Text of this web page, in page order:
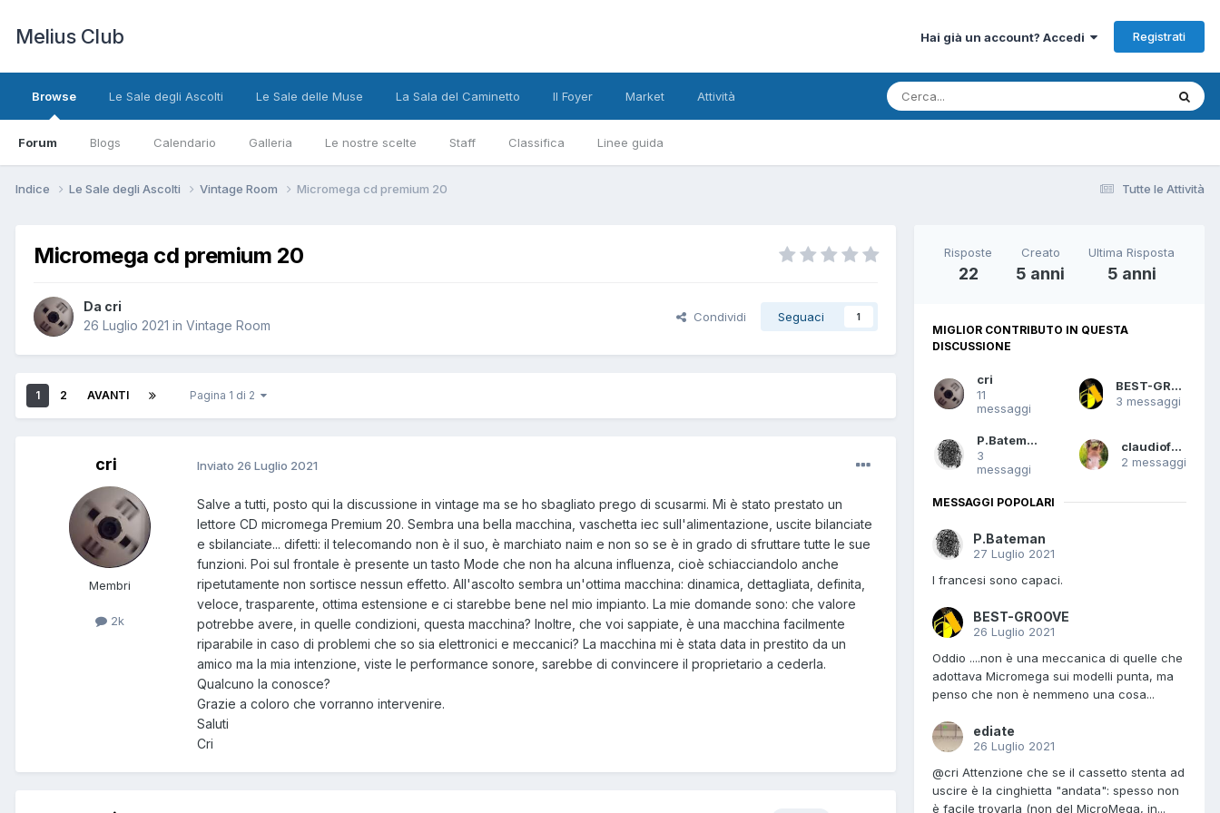
Melius Club Hai già un account? Accedi Registrati
Browse
Forum Blogs Calendario Galleria Le nostre scelte Staff Classifica Linee guida
Le Sale degli Ascolti Le Sale delle Muse La Sala del Caminetto Il Foyer Market Attività
Tutte le Attività
Indice Le Sale degli Ascolti Vintage Room Micromega cd premium 20
Micromega cd premium 20
Da cri
26 Luglio 2021 in Vintage Room
Condividi Seguaci 1
1 2 AVANTI Pagina 1 di 2
cri
Membri
2k
Inviato 26 Luglio 2021
Salve a tutti, posto qui la discussione in vintage ma se ho sbagliato prego di scusarmi. Mi è stato prestato un
lettore CD micromega Premium 20. Sembra una bella macchina, vaschetta iec sull'alimentazione, uscite bilanciate
e sbilanciate... difetti: il telecomando non è il suo, è marchiato naim e non so se è in grado di sfruttare tutte le sue
funzioni. Poi sul frontale è presente un tasto Mode che non ha alcuna influenza, cioè schiacciandolo anche
ripetutamente non sortisce nessun effetto. All'ascolto sembra un'ottima macchina: dinamica, dettagliata, definita,
veloce, trasparente, ottima estensione e ci starebbe bene nel mio impianto. La mie domande sono: che valore
potrebbe avere, in quelle condizioni, questa macchina? Inoltre, che voi sappiate, è una macchina facilmente
riparabile in caso di problemi che so sia elettronici e meccanici? La macchina mi è stata data in prestito da un
amico ma la mia intenzione, viste le performance sonore, sarebbe di convincere il proprietario a cederla.
Qualcuno la conosce?
Grazie a coloro che vorranno intervenire.
Saluti
Cri
Risposte
22
Creato
5 anni
Ultima Risposta
5 anni
MIGLIOR CONTRIBUTO IN QUESTA
DISCUSSIONE
cri
11
messaggi
BEST-GROOVE
3 messaggi
P.Bateman
3
messaggi
claudiofera
2 messaggi
MESSAGGI POPOLARI
P.Bateman
27 Luglio 2021
I francesi sono capaci.
BEST-GROOVE
26 Luglio 2021
Oddio ....non è una meccanica di quelle che
adottava Micromega sui modelli punta, ma
penso che non è nemmeno una cosa...
ediate
26 Luglio 2021
@cri Attenzione che se il cassetto stenta ad
uscire è la cinghietta "andata": spesso non
è facile trovarla (non del MicroMega, in...